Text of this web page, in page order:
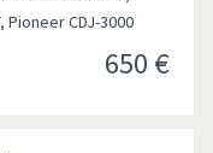
Pioneer CDJ-3000
650 €